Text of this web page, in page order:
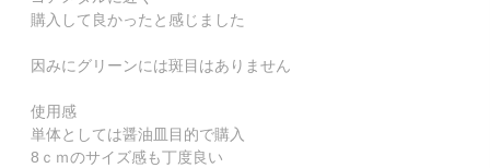
購入して良かったと感じました
因みにグリーンには斑目はありません
使用感
単体としては醤油皿目的で購入
8ｃｍのサイズ感も丁度良い